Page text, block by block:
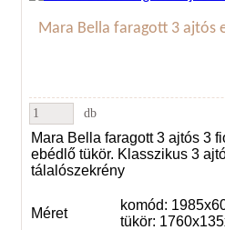
Mara Bella faragott 3 ajtós
db
Mara Bella faragott 3 ajtós 3
ebédlő tükör. Klasszikus 3
tálalószekrény
Méret
komód:
tükör: